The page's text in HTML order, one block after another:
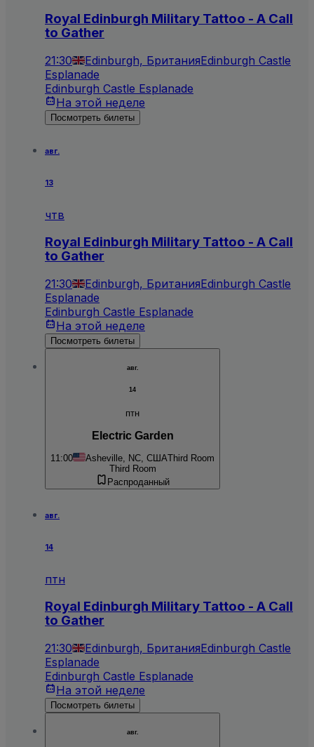
Royal Edinburgh Military Tattoo - A Call
to Gather
21:30 Edinburgh, БританияEdinburgh Castle
Esplanade
Edinburgh Castle Esplanade
На этой неделе
Посмотреть билеты
авг.
13
чтв
Royal Edinburgh Military Tattoo - A Call
to Gather
21:30 Edinburgh, БританияEdinburgh Castle
Esplanade
Edinburgh Castle Esplanade
На этой неделе
Посмотреть билеты
авг.
14
птн
Electric Garden
11:00 Asheville, NC, СШАThird Room
Third Room
Распроданный
авг.
14
птн
Royal Edinburgh Military Tattoo - A Call
to Gather
21:30 Edinburgh, БританияEdinburgh Castle
Esplanade
Edinburgh Castle Esplanade
На этой неделе
Посмотреть билеты
авг.